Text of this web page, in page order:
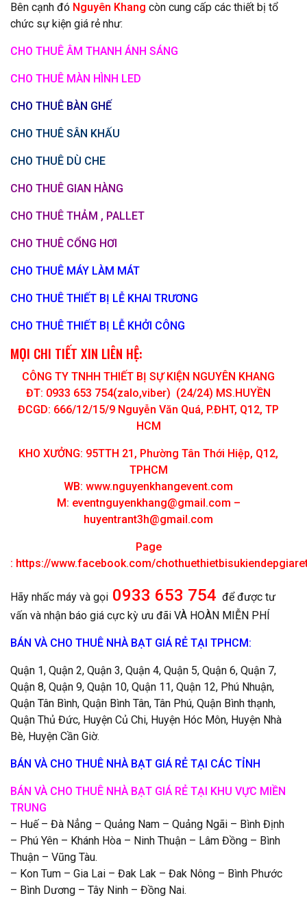
Bên cạnh đó Nguyên Khang còn cung cấp các thiết bị tổ
chức sự kiện giá rẻ như:
CHO THUÊ ÂM THANH ÁNH SÁNG
CHO THUÊ MÀN HÌNH LED
CHO THUÊ BÀN GHẾ
CHO THUÊ SÂN KHẤU
CHO THUÊ DÙ CHE
CHO THUÊ GIAN HÀNG
CHO THUÊ THẢM , PALLET
CHO THUÊ CỔNG HƠI
CHO THUÊ MÁY LÀM MÁT
CHO THUÊ THIẾT BỊ LỄ KHAI TRƯƠNG
CHO THUÊ THIẾT BỊ LỄ KHỞI CÔNG
MỌI CHI TIẾT XIN LIÊN HỆ:
CÔNG TY TNHH THIẾT BỊ SỰ KIỆN NGUYÊN KHANG
ĐT: 0933 653 754(zalo,viber) (24/24) MS.HUYỀN
ĐCGD: 666/12/15/9 Nguyễn Văn Quá, P.ĐHT, Q12, TP
HCM
KHO XƯỞNG: 95TTH 21, Phường Tân Thới Hiệp, Q12,
TPHCM
WB: www.nguyenkhangevent.com
M: eventnguyenkhang@gmail.com –
huyentrant3h@gmail.com
Page
: https://www.facebook.com/
Hãy nhấc máy và gọi 0933 653 754 để được tư
vấn và nhận báo giá cực kỳ ưu đãi VÀ HOÀN MIỄN PHÍ
BÁN VÀ CHO THUÊ NHÀ BẠT GIÁ RẺ TẠI TPHCM:
Quận 1, Quận 2, Quận 3, Quận 4, Quận 5, Quận 6, Quận 7,
Quận 8, Quận 9, Quận 10, Quận 11, Quận 12, Phú Nhuận,
Quận Tân Bình, Quận Bình Tân, Tân Phú, Quận Bình thạnh,
Quận Thủ Đức, Huyện Củ Chi, Huyện Hóc Môn, Huyện Nhà
Bè, Huyện Cần Giờ.
BÁN VÀ CHO THUÊ NHÀ BẠT GIÁ RẺ TẠI CÁC TỈNH
BÁN VÀ CHO THUÊ NHÀ BẠT GIÁ RẺ TẠI KHU VỰC MIỀN
TRUNG
– Huế – Đà Nẳng – Quảng Nam – Quảng Ngãi – Bình Định
– Phú Yên – Khánh Hòa – Ninh Thuận – Lâm Đồng – Bình
Thuận – Vũng Tàu.
– Kon Tum – Gia Lai – Đak Lak – Đak Nông – Bình Phước
– Bình Dương – Tây Ninh – Đồng Nai.